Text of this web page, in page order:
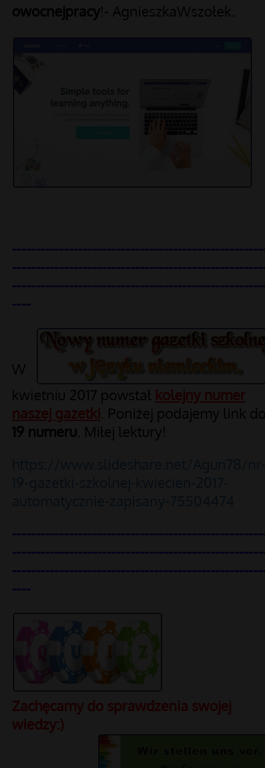
owocnejpracy!- AgnieszkaWszołek.
----
W
kwietniu 2017 powstał kolejny numer
naszej gazetki Poniżej podajemy link
19 numeru . Miłej lektury!
----
Zachęcamy do sprawdzenia swojej
wiedzy:)